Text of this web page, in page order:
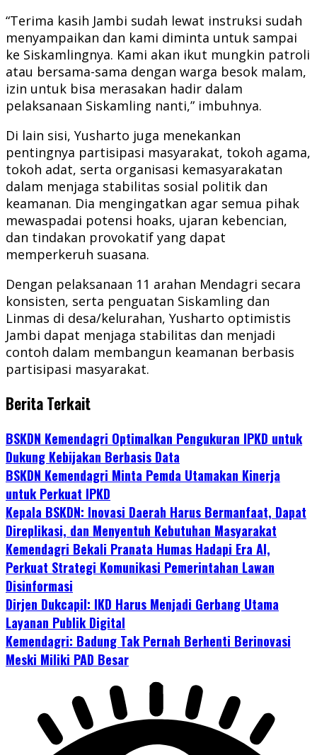
“Terima kasih Jambi sudah lewat instruksi sudah
menyampaikan dan kami diminta untuk sampai
ke Siskamlingnya. Kami akan ikut mungkin patroli
atau bersama-sama dengan warga besok malam,
izin untuk bisa merasakan hadir dalam
pelaksanaan Siskamling nanti,” imbuhnya.
Di lain sisi, Yusharto juga menekankan
pentingnya partisipasi masyarakat, tokoh agama,
tokoh adat, serta organisasi kemasyarakatan
dalam menjaga stabilitas sosial politik dan
keamanan. Dia mengingatkan agar semua pihak
mewaspadai potensi hoaks, ujaran kebencian,
dan tindakan provokatif yang dapat
memperkeruh suasana.
Dengan pelaksanaan 11 arahan Mendagri secara
konsisten, serta penguatan Siskamling dan
Linmas di desa/kelurahan, Yusharto optimistis
Jambi dapat menjaga stabilitas dan menjadi
contoh dalam membangun keamanan berbasis
partisipasi masyarakat.
Berita Terkait
BSKDN Kemendagri Optimalkan Pengukuran IPKD untuk
Dukung Kebijakan Berbasis Data
BSKDN Kemendagri Minta Pemda Utamakan Kinerja
untuk Perkuat IPKD
Kepala BSKDN: Inovasi Daerah Harus Bermanfaat, Dapat
Direplikasi, dan Menyentuh Kebutuhan Masyarakat
Kemendagri Bekali Pranata Humas Hadapi Era AI,
Perkuat Strategi Komunikasi Pemerintahan Lawan
Disinformasi
Dirjen Dukcapil: IKD Harus Menjadi Gerbang Utama
Layanan Publik Digital
Kemendagri: Badung Tak Pernah Berhenti Berinovasi
Meski Miliki PAD Besar